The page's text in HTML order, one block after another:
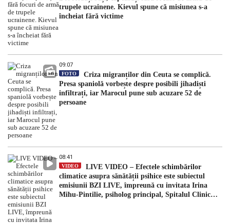
trupele ucrainene. Kievul spune că misiunea s-a
încheiat fără victime
09:07
FOTO
Criza migranților din Ceuta se complică.
Presa spaniolă vorbește despre posibili jihadiști
infiltrați, iar Marocul pune sub acuzare 52 de
persoane
08:41
VIDEO
LIVE VIDEO – Efectele schimbărilor
climatice asupra sănătății psihice este subiectul
emisiunii BZI LIVE, împreună cu invitata Irina
Mihu-Pintilie, psiholog principal, Spitalul Clinic